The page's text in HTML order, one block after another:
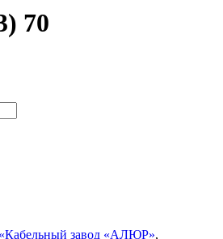
70
завод «АЛЮР»,